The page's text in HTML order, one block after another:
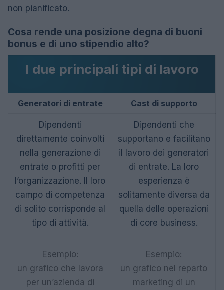
non pianificato.
Cosa rende una posizione degna di buoni
bonus e di uno stipendio alto?
I due principali tipi di lavoro
Generatori di entrate Cast di supporto
Dipendenti
direttamente coinvolti
nella generazione di
entrate o profitti per
l’organizzazione. Il loro
campo di competenza
di solito corrisponde al
tipo di attività.
Dipendenti che
supportano e facilitano
il lavoro dei generatori
di entrate. La loro
esperienza è
solitamente diversa da
quella delle operazioni
di core business.
Esempio:
un grafico che lavora
per un’azienda di
Esempio:
un grafico nel reparto
marketing di un